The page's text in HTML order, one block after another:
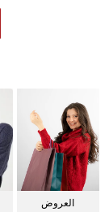
العروض